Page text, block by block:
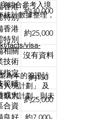
大學
生
香港
特別
、知
經驗
外專
士
約30,000
香港
特別
、知
經驗
地專
士
約25,000
相關
技術
的非
專才
沒有資料
指定
範疇
工作
技人
約150
或大
合資
校畢
約25,000
綜合參考入境
統計數據整理，
facts/visa-
為本的簽證計
入境計劃」 及
類別計劃，則未